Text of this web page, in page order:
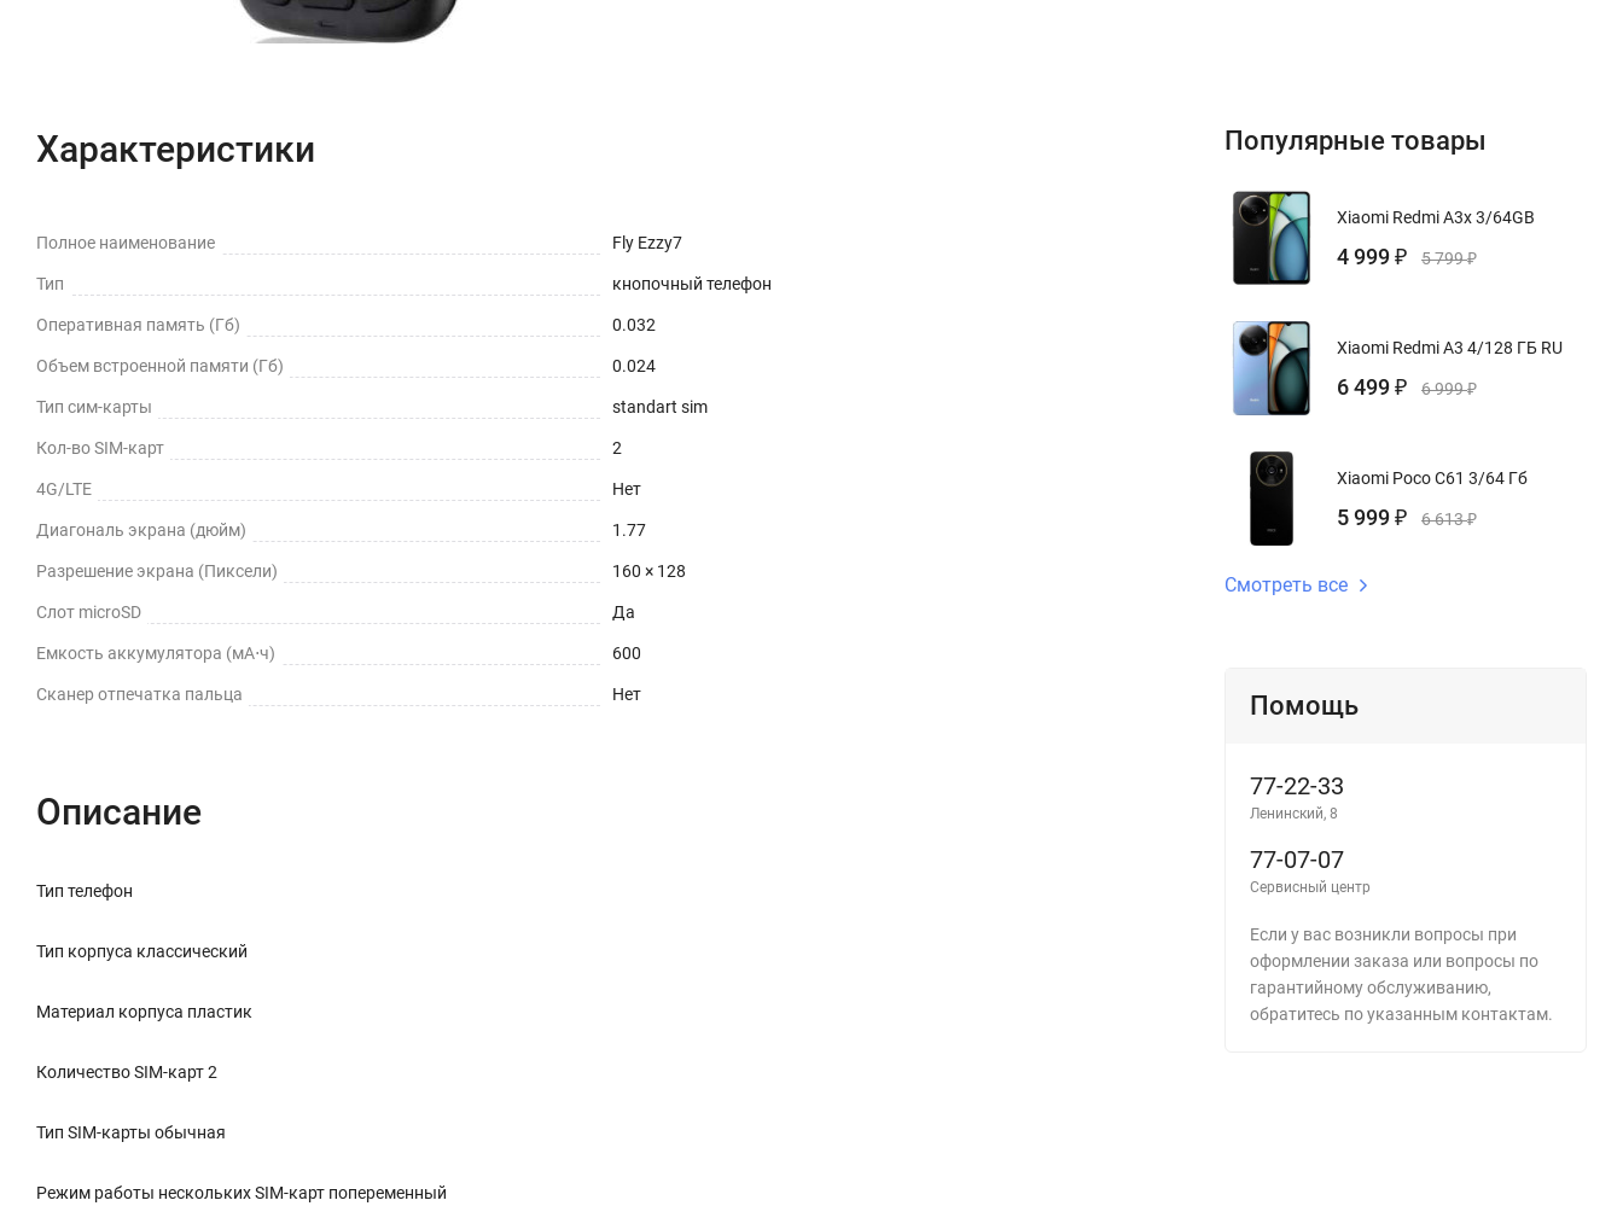
Характеристики
Полное наименование Fly Ezzy7
Тип кнопочный телефон
Оперативная память (Гб) 0.032
Объем встроенной памяти (Гб) 0.024
Тип сим-карты standart sim
Кол-во SIM-карт 2
4G/LTE Нет
Диагональ экрана (дюйм) 1.77
Разрешение экрана (Пиксели) 160 × 128
Слот microSD Да
Емкость аккумулятора (мА⋅ч) 600
Сканер отпечатка пальца Нет
Описание
Тип телефон
Тип корпуса классический
Материал корпуса пластик
Количество SIM-карт 2
Тип SIM-карты обычная
Режим работы нескольких SIM-карт попеременный
Популярные товары
Xiaomi Redmi A3x 3/64GB
4 999 ₽ 5 799₽
Xiaomi Redmi A3 4/128 ГБ RU
6 499 ₽ 6 999₽
Xiaomi Poco C61 3/64 Гб
5 999 ₽ 6 613₽
Смотреть все
Помощь
77-22-33
Ленинский, 8
77-07-07
Сервисный центр
Если у вас возникли вопросы при
оформлении заказа или вопросы по
гарантийному обслуживанию,
обратитесь по указанным контактам.